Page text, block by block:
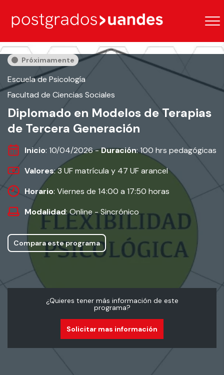
Próximamente
Escuela de Psicología
Facultad de Ciencias Sociales
Diplomado en Modelos de Terapias
de Tercera Generación
Inicio: 10/04/2026 -Duración: 100 hrs pedagógicas
Valores: 3 UF matrícula y 47 UF arancel
Horario: Viernes de 14:00 a 17:50 horas
Modalidad: Online - Sincrónico
Compara este programa
¿Quieres tener más información de este
programa?
Solicitar mas información